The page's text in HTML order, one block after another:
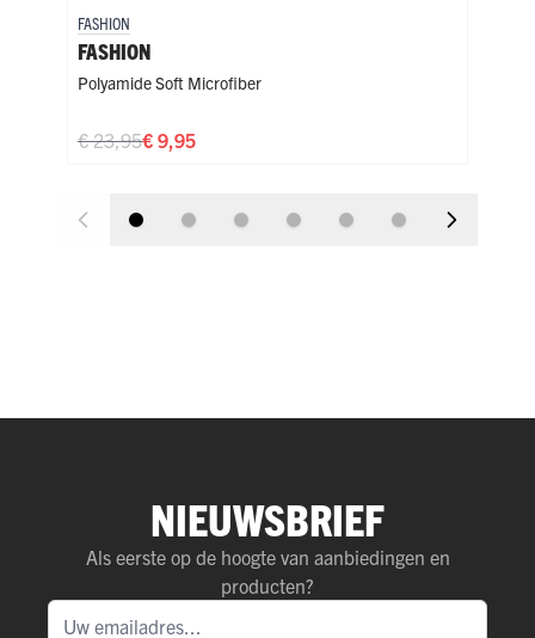
FASHION
FASHION
Polyamide Soft Microfiber
€ 9,95
€ 23,95
NIEUWSBRIEF
Als eerste op de hoogte van aanbiedingen en
producten?